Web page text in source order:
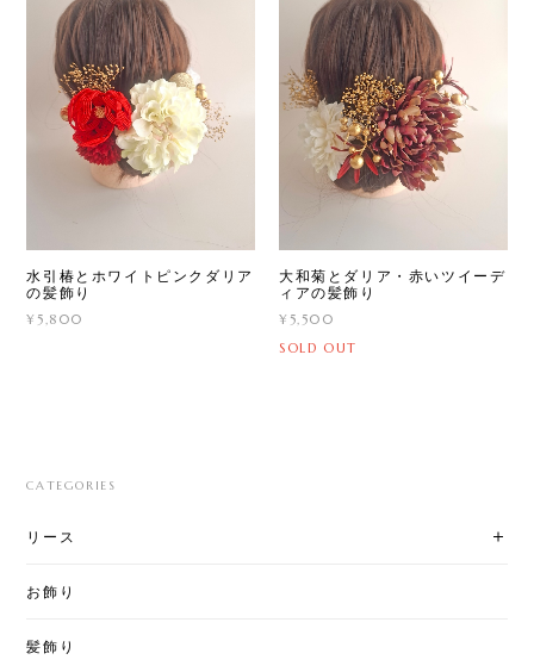
水引椿とホワイトピンクダリア
の髪飾り
¥5,800
大和菊とダリア・赤いツイーデ
ィアの髪飾り
¥5,500
SOLD OUT
CATEGORIES
リース
お飾り
髪飾り